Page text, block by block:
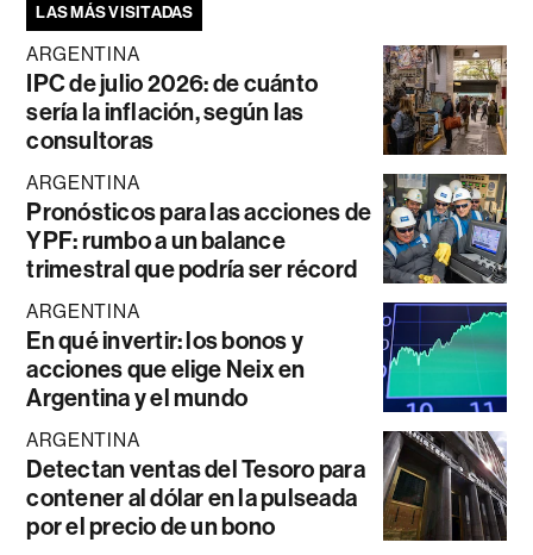
LAS MÁS VISITADAS
ARGENTINA
IPC de julio 2026: de cuánto
sería la inflación, según las
consultoras
ARGENTINA
Pronósticos para las acciones de
YPF: rumbo a un balance
trimestral que podría ser récord
ARGENTINA
En qué invertir: los bonos y
acciones que elige Neix en
Argentina y el mundo
ARGENTINA
Detectan ventas del Tesoro para
contener al dólar en la pulseada
por el precio de un bono